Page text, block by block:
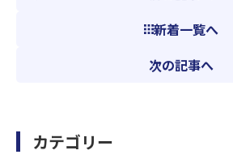
新着一覧へ
次の記事へ
カテゴリー